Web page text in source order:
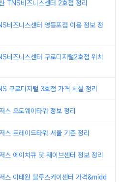
TNS비즈니스센터 2호점 정리
비즈니스센터 영등포점 이용 정보 정
비즈니스센터 구로디지털2호점 위치
구로디지털 3호점 가격 시설 정리
스 오토웨이타워 정보 정리
스 트레이드타워 서울 기준 정리
스 에이치큐 닷 웨이브센터 정보 정리
스 이태원 블루스카이센터 가격&midd